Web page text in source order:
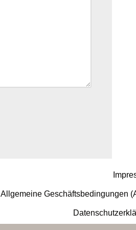
Allgemeine Geschäftsbedingungen